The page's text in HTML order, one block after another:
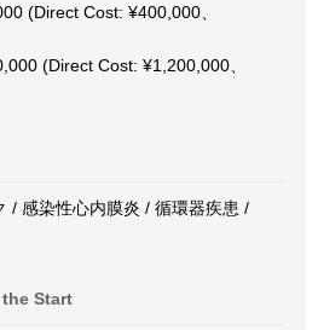
(Direct Cost: ¥400,000、
(Direct Cost: ¥1,200,000、
/ 感染性心内膜炎 / 循環器疾患 /
Start